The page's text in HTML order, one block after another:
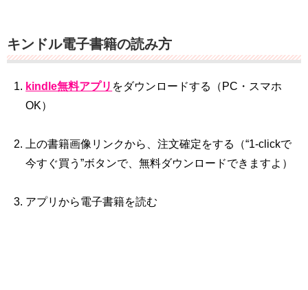
キンドル電子書籍の読み方
kindle無料アプリ をダウンロードする（PC・スマホ
OK）
上の書籍画像リンクから、注文確定をする（“1‐clickで
今すぐ買う”ボタンで、無料ダウンロードできますよ）
アプリから電子書籍を読む